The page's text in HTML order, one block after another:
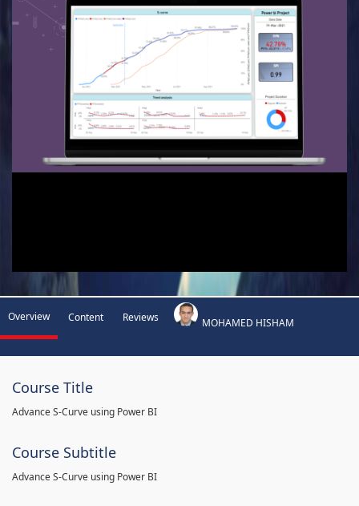
Overview Content Reviews MOHAMED HISHAM
Course Title
Advance S-Curve using Power BI
Course Subtitle
Advance S-Curve using Power BI